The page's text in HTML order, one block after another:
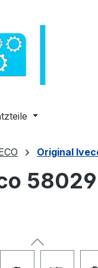
Original